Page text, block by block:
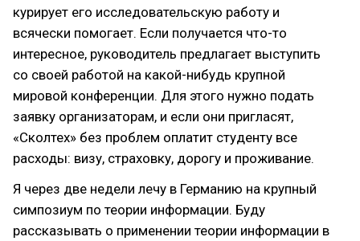
курирует его исследовательскую работу и
всячески помогает. Если получается что-то
интересное, руководитель предлагает выступить
со своей работой на какой-нибудь крупной
мировой конференции. Для этого нужно подать
заявку организаторам, и если они пригласят,
«Сколтех» без проблем оплатит студенту все
расходы: визу, страховку, дорогу и проживание.
Я через две недели лечу в Германию на крупный
симпозиум по теории информации. Буду
рассказывать о применении теории информации в